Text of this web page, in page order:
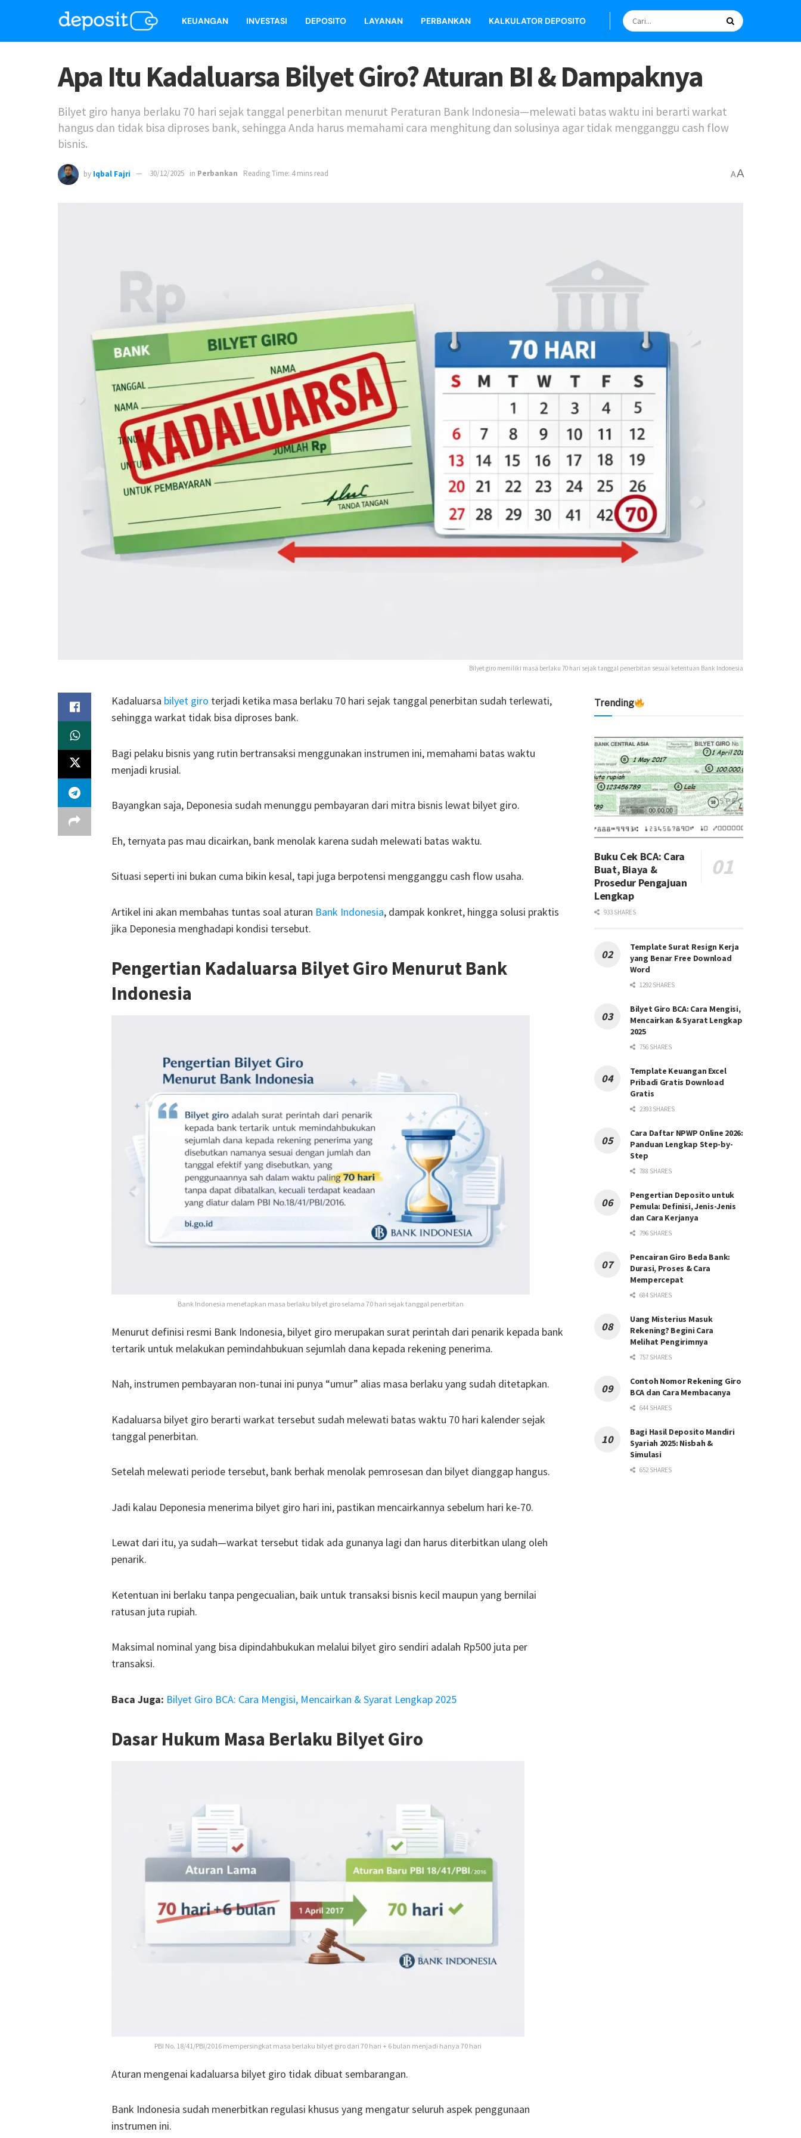
KEUANGAN INVESTASI DEPOSITO LAYANAN PERBANKAN KALKULATOR DEPOSITO
Apa Itu Kadaluarsa Bilyet Giro? Aturan BI & Dampaknya
Bilyet giro hanya berlaku 70 hari sejak tanggal penerbitan menurut Peraturan Bank Indonesia—melewati batas waktu ini berarti warkat
hangus dan tidak bisa diproses bank, sehingga Anda harus memahami cara menghitung dan solusinya agar tidak mengganggu cash flow
bisnis.
by Iqbal Fajri 30/12/2025 in Perbankan Reading Time: 4 mins read AA
Bilyet giro memiliki masa berlaku 70 hari sejak tanggal penerbitan sesuai ketentuan Bank Indonesia
Kadaluarsa bilyet giro terjadi ketika masa berlaku 70 hari sejak tanggal penerbitan sudah terlewati,
sehingga warkat tidak bisa diproses bank.
Bagi pelaku bisnis yang rutin bertransaksi menggunakan instrumen ini, memahami batas waktu
menjadi krusial.
Bayangkan saja, Deponesia sudah menunggu pembayaran dari mitra bisnis lewat bilyet giro.
Eh, ternyata pas mau dicairkan, bank menolak karena sudah melewati batas waktu.
Situasi seperti ini bukan cuma bikin kesal, tapi juga berpotensi mengganggu cash flow usaha.
Artikel ini akan membahas tuntas soal aturan Bank Indonesia, dampak konkret, hingga solusi praktis
jika Deponesia menghadapi kondisi tersebut.
Pengertian Kadaluarsa Bilyet Giro Menurut Bank
Indonesia
Bank Indonesia menetapkan masa berlaku bilyet giro selama 70 hari sejak tanggal penerbitan
Menurut definisi resmi Bank Indonesia, bilyet giro merupakan surat perintah dari penarik kepada bank
tertarik untuk melakukan pemindahbukuan sejumlah dana kepada rekening penerima.
Nah, instrumen pembayaran non-tunai ini punya “umur” alias masa berlaku yang sudah ditetapkan.
Kadaluarsa bilyet giro berarti warkat tersebut sudah melewati batas waktu 70 hari kalender sejak
tanggal penerbitan.
Setelah melewati periode tersebut, bank berhak menolak pemrosesan dan bilyet dianggap hangus.
Jadi kalau Deponesia menerima bilyet giro hari ini, pastikan mencairkannya sebelum hari ke-70.
Lewat dari itu, ya sudah—warkat tersebut tidak ada gunanya lagi dan harus diterbitkan ulang oleh
penarik.
Ketentuan ini berlaku tanpa pengecualian, baik untuk transaksi bisnis kecil maupun yang bernilai
ratusan juta rupiah.
Maksimal nominal yang bisa dipindahbukukan melalui bilyet giro sendiri adalah Rp500 juta per
transaksi.
Baca Juga: Bilyet Giro BCA: Cara Mengisi, Mencairkan & Syarat Lengkap 2025
Dasar Hukum Masa Berlaku Bilyet Giro
PBI No. 18/41/PBI/2016 mempersingkat masa berlaku bilyet giro dari 70 hari + 6 bulan menjadi hanya 70 hari
Aturan mengenai kadaluarsa bilyet giro tidak dibuat sembarangan.
Bank Indonesia sudah menerbitkan regulasi khusus yang mengatur seluruh aspek penggunaan
instrumen ini.
Trending
Buku Cek BCA: Cara
Buat, Biaya &
Prosedur Pengajuan
Lengkap
933 SHARES
Template Surat Resign Kerja
yang Benar Free Download
Word
1292 SHARES
Bilyet Giro BCA: Cara Mengisi,
Mencairkan & Syarat Lengkap
2025
756 SHARES
Template Keuangan Excel
Pribadi Gratis Download
Gratis
2393 SHARES
Cara Daftar NPWP Online 2026:
Panduan Lengkap Step-by-
Step
788 SHARES
Pengertian Deposito untuk
Pemula: Definisi, Jenis-Jenis
dan Cara Kerjanya
796 SHARES
Pencairan Giro Beda Bank:
Durasi, Proses & Cara
Mempercepat
684 SHARES
Uang Misterius Masuk
Rekening? Begini Cara
Melihat Pengirimnya
757 SHARES
Contoh Nomor Rekening Giro
BCA dan Cara Membacanya
644 SHARES
Bagi Hasil Deposito Mandiri
Syariah 2025: Nisbah &
Simulasi
652 SHARES